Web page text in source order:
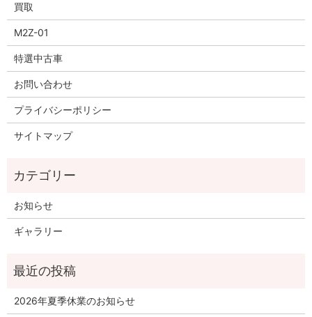
買取
M2Z-01
特選中古車
お問い合わせ
プライバシーポリシー
サイトマップ
お知らせ
ギャラリー
2026年夏季休業のお知らせ